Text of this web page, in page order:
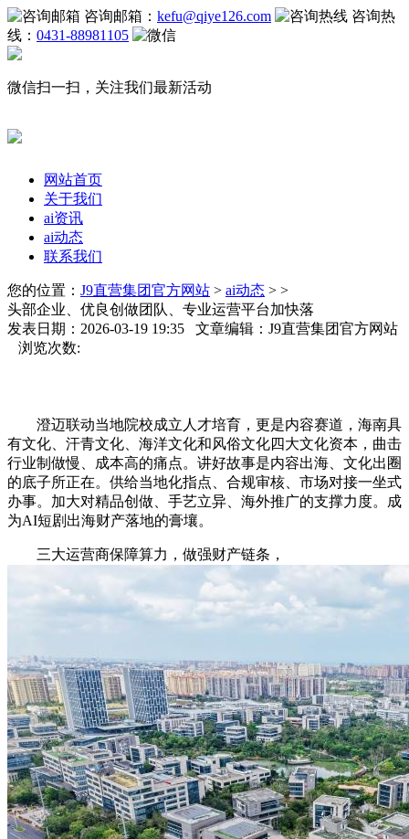
咨询邮箱： kefu@qiye126.com
咨询热
线： 0431-88981105
微信扫一扫，关注我们最新活动
网站首页
关于我们
ai资讯
ai动态
联系我们
您的位置： J9直营集团官方网站 > ai动态 > >
头部企业、优良创做团队、专业运营平台加快落
发表日期：2026-03-19 19:35 文章编辑：J9直营集团官方网站
浏览次数:
澄迈联动当地院校成立人才培育，更是内容赛道，海南具
有文化、汗青文化、海洋文化和风俗文化四大文化资本，曲击
行业制做慢、成本高的痛点。讲好故事是内容出海、文化出圈
的底子所正在。供给当地化指点、合规审核、市场对接一坐式
办事。加大对精品创做、手艺立异、海外推广的支撑力度。成
为AI短剧出海财产落地的膏壤。
三大运营商保障算力，做强财产链条，